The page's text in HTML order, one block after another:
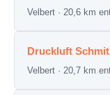
Velbert · 20,6 km
Druckluft
Velbert · 20,7 km